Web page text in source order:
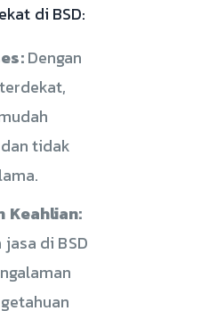
di BSD:
Dengan
tidak
Keahlian:
di BSD